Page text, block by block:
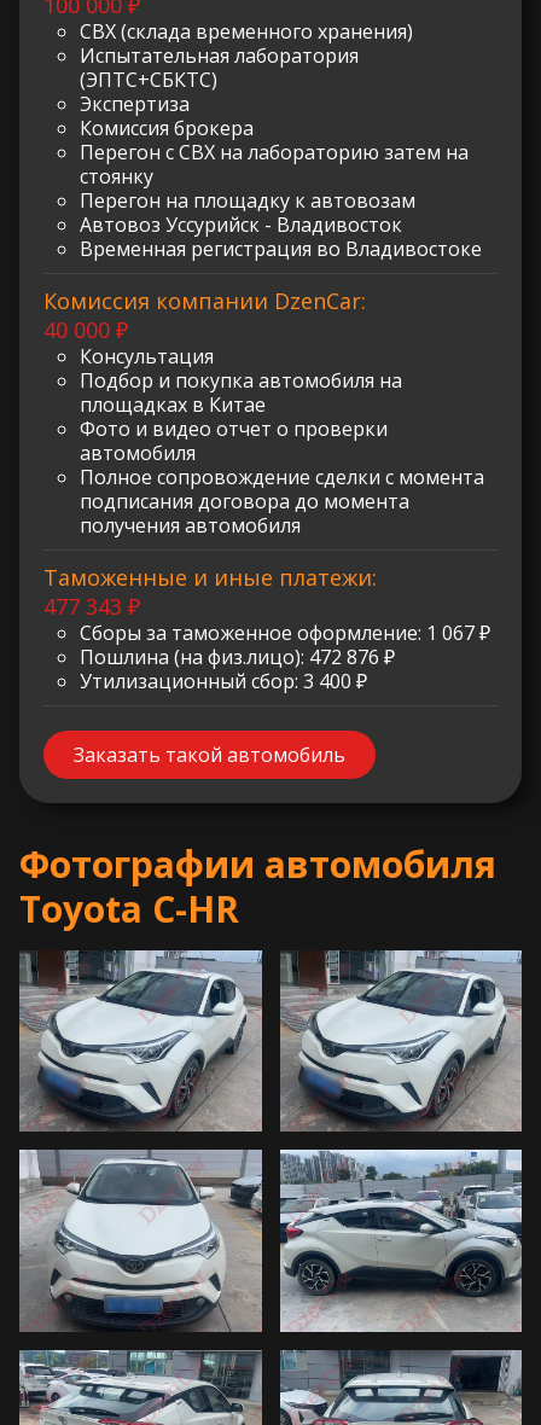
СВХ (склада временного хранения)
Испытательная лаборатория
(ЭПТС+СБКТС)
Экспертиза
Комиссия брокера
Перегон с СВХ на лабораторию затем на
стоянку
Перегон на площадку к автовозам
Автовоз Уссурийск - Владивосток
Временная регистрация во Владивостоке
Комиссия компании DzenCar:
40 000 ₽
Консультация
Подбор и покупка автомобиля на
площадках в Китае
Фото и видео отчет о проверки
автомобиля
Полное сопровождение сделки с момента
подписания договора до момента
получения автомобиля
Таможенные и иные платежи:
477 343 ₽
Сборы за таможенное оформление: 1 067 ₽
Пошлина (на физ.лицо): 472 876 ₽
Утилизационный сбор: 3 400 ₽
Заказать такой автомобиль
Фотографии автомобиля
Toyota C-HR